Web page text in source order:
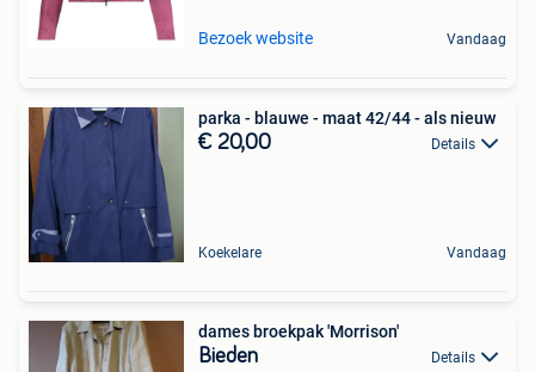
Bezoek website Vandaag
parka - blauwe - maat 42/44 - als nieuw
€ 20,00 Details
Koekelare Vandaag
dames broekpak 'Morrison'
Bieden Details